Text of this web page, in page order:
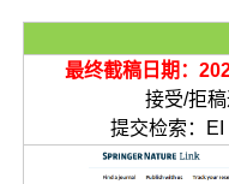
最终截稿日期：
接受/拒
提交检索：